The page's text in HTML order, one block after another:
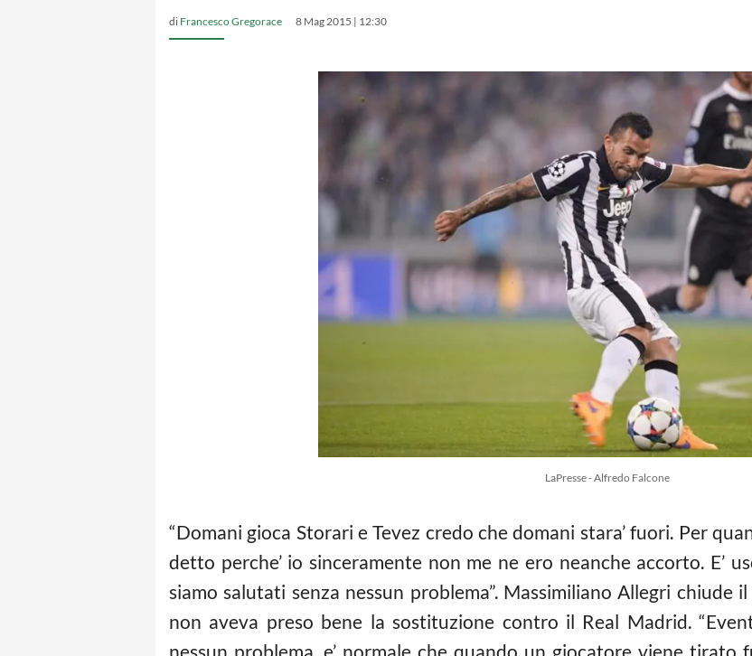
di Francesco Gregorace 8 Mag 2015 | 12:30
LaPresse - Alfredo Falcone
“Domani gioca Storari e Tevez credo che domani stara’ fuori. Per
detto perche’ io sinceramente non me ne ero neanche accorto. E’
siamo salutati senza nessun problema”. Massimiliano Allegri chiude il
non aveva preso bene la sostituzione contro il Real Madrid.
nessun problema, e’ normale che quando un giocatore viene tirato